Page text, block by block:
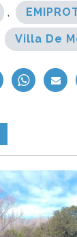
,
Villa De